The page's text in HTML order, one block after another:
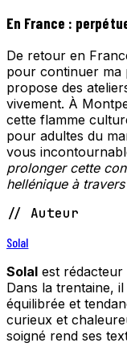
En France :
De retour en
pour continuer ma
propose des
vivement. À
cette flamme
pour adultes du
vous
prolonger cette
hellénique à
// Auteur
Solal
Solal est rédacteur
Dans la trentaine,
équilibrée et
curieux et
soigné rend ses